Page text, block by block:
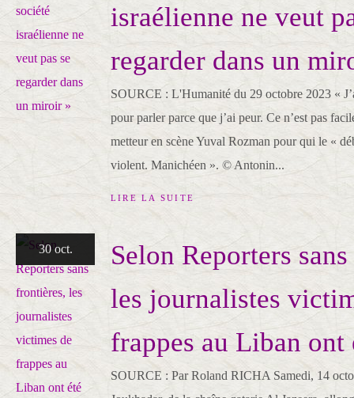
israélienne ne veut
regarder dans un
SOURCE : L'Humanité du 29 octobre 2023 «
pour parler parce que j’ai peur. Ce n’est pas
metteur en scène Yuval Rozman pour qui le «
violent. Manichéen ». © Antonin...
LIRE LA SUITE
30 oct.
Selon Reporters
les journalistes
frappes au Liban ont
SOURCE : Par Roland RICHA Samedi, 14